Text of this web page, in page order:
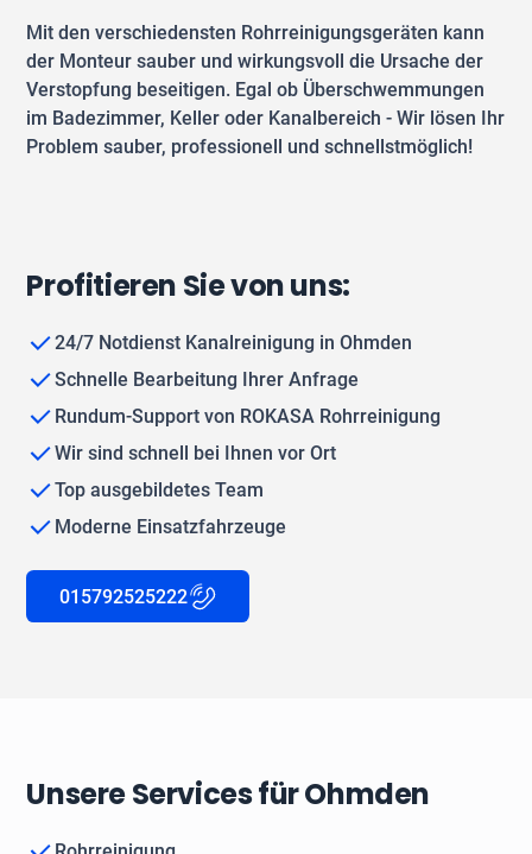
Mit den verschiedensten Rohrreinigungsgeräten kann
der Monteur sauber und wirkungsvoll die Ursache der
Verstopfung beseitigen. Egal ob Überschwemmungen
im Badezimmer, Keller oder Kanalbereich - Wir lösen Ihr
Problem sauber, professionell und schnellstmöglich!
Profitieren Sie von uns:
24/7 Notdienst Kanalreinigung in Ohmden
Schnelle Bearbeitung Ihrer Anfrage
Rundum-Support von ROKASA Rohrreinigung
Wir sind schnell bei Ihnen vor Ort
Top ausgebildetes Team
Moderne Einsatzfahrzeuge
015792525222
Unsere Services für Ohmden